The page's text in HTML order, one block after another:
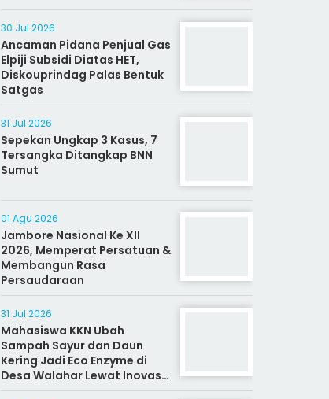
30 Jul 2026
Ancaman Pidana Penjual Gas
Elpiji Subsidi Diatas HET,
Diskouprindag Palas Bentuk
Satgas
31 Jul 2026
Sepekan Ungkap 3 Kasus, 7
Tersangka Ditangkap BNN
Sumut
01 Agu 2026
Jambore Nasional Ke XII
2026, Memperat Persatuan &
Membangun Rasa
Persaudaraan
31 Jul 2026
Mahasiswa KKN Ubah
Sampah Sayur dan Daun
Kering Jadi Eco Enzyme di
Desa Walahar Lewat Inovasi
Alat Kreatif